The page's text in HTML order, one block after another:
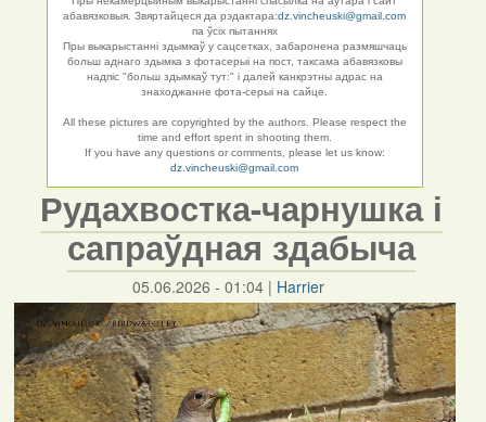
абавязковыя. Звяртайцеся да рэдактара:dz.vincheuski@gmail.com
па ўсіх пытаннях
Пры выкарыстанні здымкаў у сацсетках, забаронена размяшчаць
больш аднаго здымка з фотасерыі на пост, таксама абавязковы
надпіс "больш здымкаў тут:" і далей канкрэтны адрас на
знаходжанне фота-серыі на сайце.
All these pictures are copyrighted by the authors. Please respect the
time and effort spent in shooting them.
If you have any questions or comments, please let us know:
dz.vincheuski@gmail.com
Рудахвостка-чарнушка і
сапраўдная здабыча
05.06.2026 - 01:04| Harrier